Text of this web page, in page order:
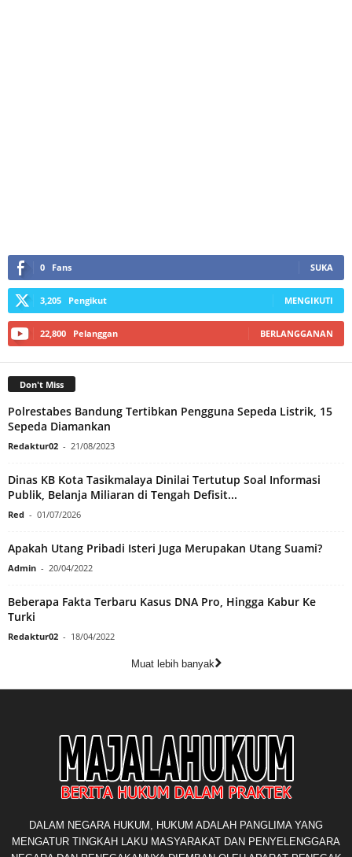
0 Fans SUKA
3,205 Pengikut MENGIKUTI
22,800 Pelanggan BERLANGGANAN
Don't Miss
Polrestabes Bandung Tertibkan Pengguna Sepeda Listrik, 15
Sepeda Diamankan
Redaktur02 - 21/08/2023
Dinas KB Kota Tasikmalaya Dinilai Tertutup Soal Informasi
Publik, Belanja Miliaran di Tengah Defisit...
Red - 01/07/2026
Apakah Utang Pribadi Isteri Juga Merupakan Utang Suami?
Admin - 20/04/2022
Beberapa Fakta Terbaru Kasus DNA Pro, Hingga Kabur Ke
Turki
Redaktur02 - 18/04/2022
Muat lebih banyak
DALAM NEGARA HUKUM, HUKUM ADALAH PANGLIMA YANG
MENGATUR TINGKAH LAKU MASYARAKAT DAN PENYELENGGARA